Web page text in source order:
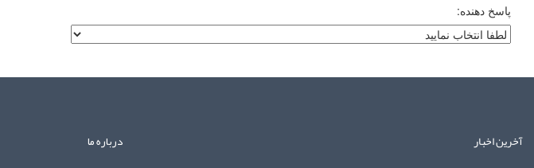
پاسخ دهنده:
درباره ما آخرین اخبار